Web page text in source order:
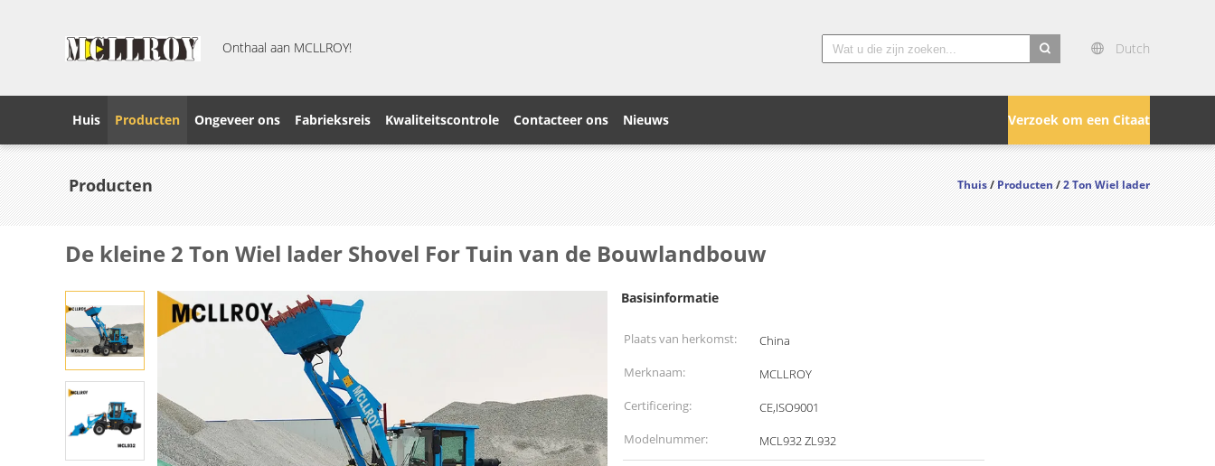
Onthaal aan MCLLROY!
Dutch
Verzoek om een Citaat
Huis Producten Ongeveer ons Fabrieksreis Kwaliteitscontrole Contacteer ons Nieuws
Producten Thuis/Producten/2 Ton Wiel lader
De kleine 2 Ton Wiel lader Shovel For Tuin van de Bouwlandbouw
Basisinformatie
Plaats van herkomst:
China
Merknaam:
MCLLROY
Certificering:
CE,ISO9001
Modelnummer:
MCL932 ZL932